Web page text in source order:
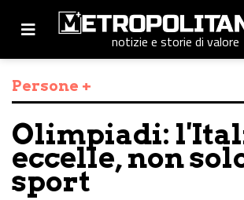
notizie e storie di valore
Persone +
Olimpiadi:
eccelle, non
sport